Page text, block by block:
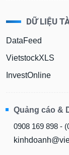
DỮ LIỆU
DataFeed
VietstockXLS
InvestOnline
Quảng cáo &
0908 169 898 -